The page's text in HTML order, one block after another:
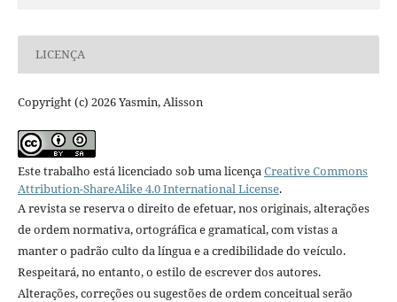
LICENÇA
Copyright (c) 2026 Yasmin, Alisson
Este trabalho está licenciado sob uma licençaCreative Commons
Attribution-ShareAlike 4.0 International License.
A revista se reserva o direito de efetuar, nos originais, alterações
de ordem normativa, ortográfica e gramatical, com vistas a
manter o padrão culto da língua e a credibilidade do veículo.
Respeitará, no entanto, o estilo de escrever dos autores.
Alterações, correções ou sugestões de ordem conceitual serão